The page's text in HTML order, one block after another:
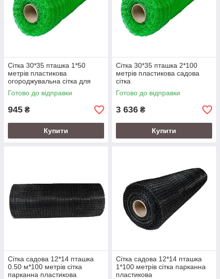
Сітка 30*35 пташка 1*50
метрів пластикова
огороджувальна сітка для
паркану
Готово до відправки
945 ₴
Купити
Сітка 30*35 пташка 2*100
метрів пластикова садова
сітка
Готово до відправки
3 636 ₴
Купити
Сітка садова 12*14 пташка
0.50 м*100 метрів сітка
парканна пластикова
Сітка садова 12*14 пташка
1*100 метрів сітка парканна
пластикова